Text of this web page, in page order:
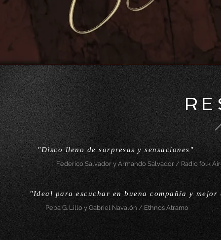
"Disco lleno de sorpresas y sensaciones"
Federico Salvador y Armando Salvador / Radio folk
"Ideal para escuchar en buena compañía y mejor
Pepa G. Lillo y Gabriel Navalón / Ethnos Atramo